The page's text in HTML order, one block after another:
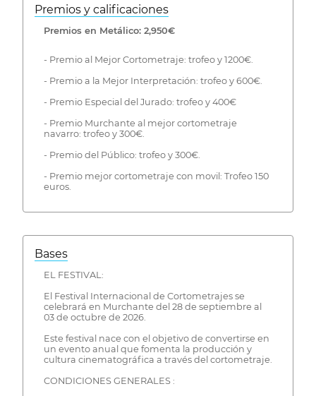
Premios y calificaciones
Premios en Metálico: 2,950€
- Premio al Mejor Cortometraje: trofeo y 1200€.
- Premio a la Mejor Interpretación: trofeo y 600€.
- Premio Especial del Jurado: trofeo y 400€
- Premio Murchante al mejor cortometraje
navarro: trofeo y 300€.
- Premio del Público: trofeo y 300€.
- Premio mejor cortometraje con movil: Trofeo 150
euros.
Bases
EL FESTIVAL:
El Festival Internacional de Cortometrajes se
celebrará en Murchante del 28 de septiembre al
03 de octubre de 2026.
Este festival nace con el objetivo de convertirse en
un evento anual que fomenta la producción y
cultura cinematográfica a través del cortometraje.
CONDICIONES GENERALES :